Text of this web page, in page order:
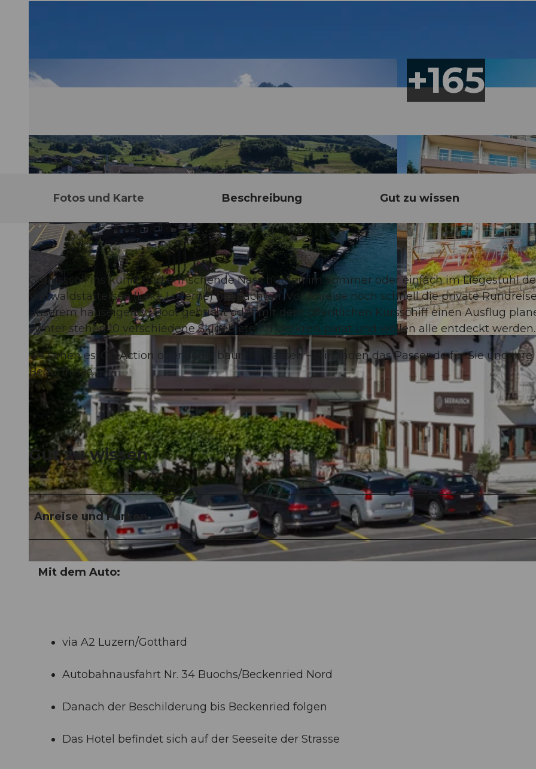
© swisshotel, Jeronimo Vilaplana HotelFotograf
© swisshotel © swisshotel
Fotos und Karte Beschreibung Gut zu wissen
Genussvoll ins kühle und erfrischende Nass hüpfen im Sommer oder einfach im Liegestuhl
Vierwaldstättersee (Lake Lucerne) beobachten. Vor Anreise noch schnell die private
unserem hauseigenen Boot gebucht oder mit dem öffentlichen Kursschiff einen Ausflug
Winter stehen 10 verschiedene Skigebiete im Umkreis parat und wollen alle entdeckt werden.
Sie sehen es: Ob Action oder Seele baumeln lassen – wir finden das Passende für Sie und Ihre
Bedürfnisse.
Gut zu wissen
Anreise und Parken
Mit dem Auto:
via A2 Luzern/Gotthard
Autobahnausfahrt Nr. 34 Buochs/Beckenried Nord
Danach der Beschilderung bis Beckenried folgen
Das Hotel befindet sich auf der Seeseite der Strasse